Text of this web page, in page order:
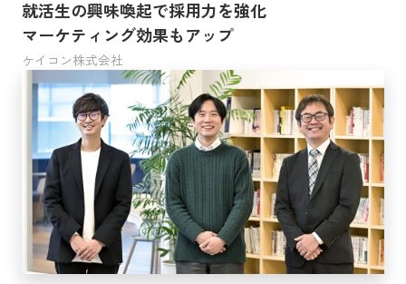
就活生の興味喚起で採用力を強化
マーケティング効果もアップ
ケイコン株式会社